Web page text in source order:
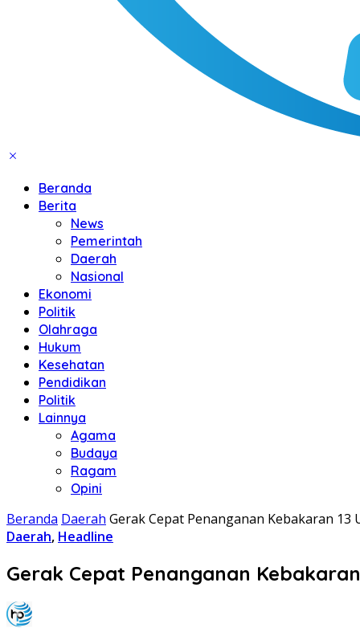
Beranda
Berita
News
Pemerintah
Daerah
Nasional
Ekonomi
Politik
Olahraga
Hukum
Kesehatan
Pendidikan
Politik
Lainnya
Agama
Budaya
Ragam
Opini
Beranda Daerah Gerak Cepat Penanganan Kebakaran 13
Daerah, Headline
Gerak Cepat Penanganan